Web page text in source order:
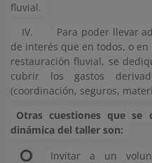
fluvial.
IV.
Para poder llevar
de interés que en todos, o
restauración fluvial, se
cubrir los gastos
(coordinación, seguros,
Otras cuestiones que se
dinámica del taller son:
Invitar a un